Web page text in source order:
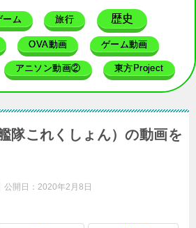
ーム 旅行 歴史
OVA動画 ゲーム動画
アニソン動画② 東方Project
隊これくしょん）の動画を
公開日： 2020年2月8日